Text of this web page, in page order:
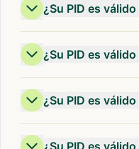
¿Su PID es
¿Su PID es
¿Su PID es
¿Su PID es